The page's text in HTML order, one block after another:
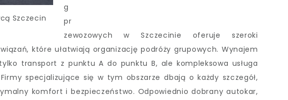
Szczecin
g
pr
zewozowych w Szczecinie oferuje szeroki
które ułatwiają organizację podróży grupowych. Wynajem
transport z punktu A do punktu B, ale kompleksowa usługa
specjalizujące się w tym obszarze dbają o każdy szczegół,
komfort i bezpieczeństwo. Odpowiednio dobrany autokar,